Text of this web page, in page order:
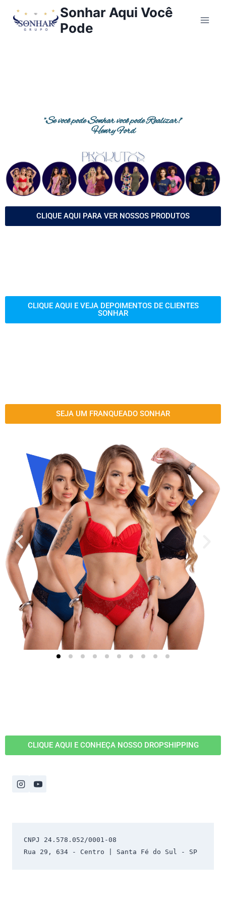
Sonhar Aqui Você
Pode
"Se você pode Sonhar você pode Realizar!"
Henry Ford
CLIQUE AQUI PARA VER NOSSOS PRODUTOS
CLIQUE AQUI E VEJA DEPOIMENTOS DE CLIENTES
SONHAR
SEJA UM FRANQUEADO SONHAR
CLIQUE AQUI E CONHEÇA NOSSO DROPSHIPPING
CNPJ 24.578.052/0001-08
Rua 29, 634 - Centro | Santa Fé do Sul - SP